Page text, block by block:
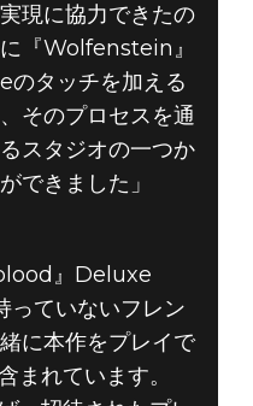
現に協力できたの
『Wolfenstein』
のタッチを加える
そのプロセスを通
スタジオの一つか
できました」
』Deluxe
ていないフレン
に本作をプレイで
れています。